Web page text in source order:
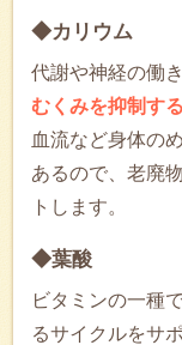
◆カリウム
代謝や神経の働
むくみを抑制す
血流など身体の
あるので、老廃
トします。
◆葉酸
ビタミンの一種
るサイクルをサ